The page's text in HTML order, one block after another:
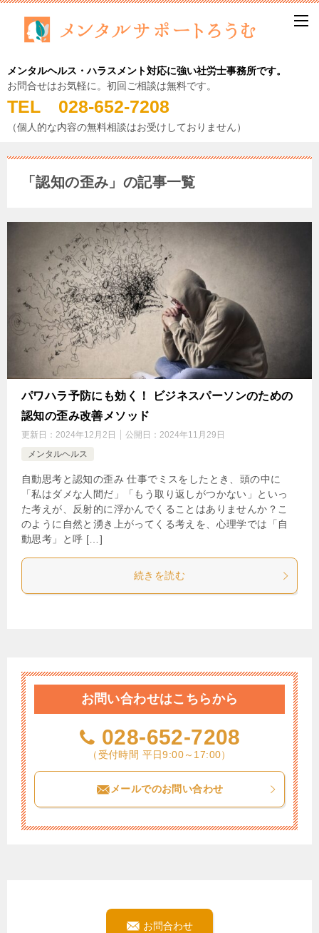
メンタルヘルス・ハラスメント対応に強い社労士事務所です。
お問合せはお気軽に。初回ご相談は無料です。
TEL 028-652-7208
（個人的な内容の無料相談はお受けしておりません）
「認知の歪み」の記事一覧
パワハラ予防にも効く！ ビジネスパーソンのための
認知の歪み改善メソッド
更新日： 2024年12月2日 公開日： 2024年11月29日
メンタルヘルス
自動思考と認知の歪み 仕事でミスをしたとき、頭の中に
「私はダメな人間だ」「もう取り返しがつかない」といっ
た考えが、反射的に浮かんでくることはありませんか？こ
のように自然と湧き上がってくる考えを、心理学では「自
動思考」と呼 […]
続きを読む
お問い合わせはこちらから
028-652-7208
（受付時間 平日9:00～17:00）
メールでのお問い合わせ
お問合わせ